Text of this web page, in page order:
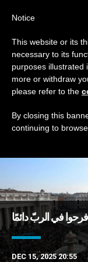
DAY
DERNIÈRES
DEC 15, 2025 20:55
Notice
This website or its
necessary to its
purposes illustrated
more or withdraw
please refer to the
By closing this
continuing to